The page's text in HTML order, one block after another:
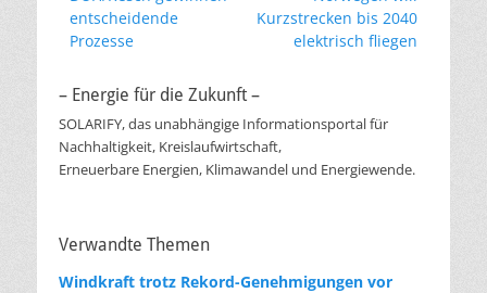
Beitrag:
entscheidende
Prozesse
Beitrag:
Kurzstrecken bis 2040
elektrisch fliegen
– Energie für die Zukunft –
SOLARIFY, das unabhängige Informationsportal für
Nachhaltigkeit, Kreislaufwirtschaft,
Erneuerbare Energien, Klimawandel und Energiewende.
Verwandte Themen
Windkraft trotz Rekord-Genehmigungen vor